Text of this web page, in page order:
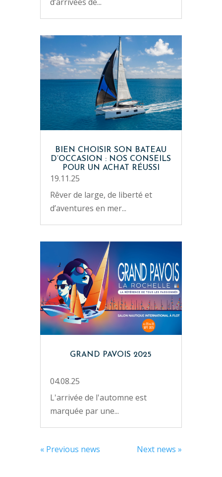
BIEN CHOISIR SON BATEAU
D’OCCASION : NOS CONSEILS
POUR UN ACHAT RÉUSSI
19.11.25
Rêver de large, de liberté et
d’aventures en mer...
GRAND PAVOIS 2025
04.08.25
L'arrivée de l'automne est
marquée par une...
« Previous news Next news »